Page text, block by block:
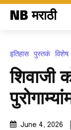
NB मराठी
इतिहास पुस्तकं विशेष
शिवाजी
June 4, 2026